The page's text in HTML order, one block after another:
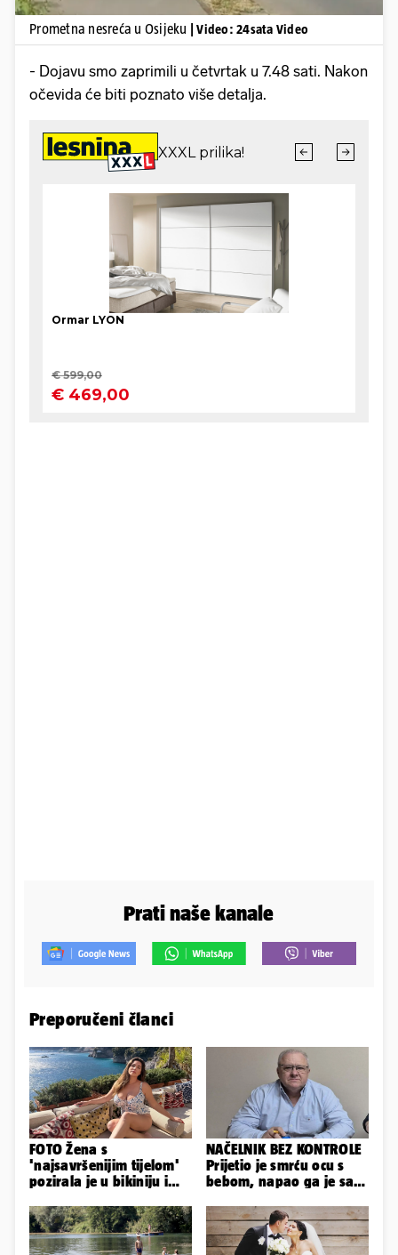
Prometna nesreća u Osijeku | Video: 24sata Video
- Dojavu smo zaprimili u četvrtak u 7.48 sati. Nakon
očevida će biti poznato više detalja.
Prati naše kanale
Preporučeni članci
FOTO Žena s
'najsavršenijim tijelom'
pozirala je u bikiniju i
obline...
NAČELNIK BEZ KONTROLE
Prijetio je smrću ocu s
bebom, napao ga je sa